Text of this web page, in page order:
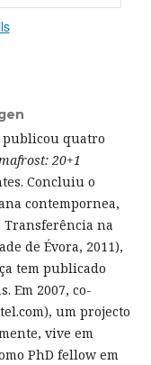
publicou quatro
20+1
Concluiu o
contempornea,
Transferência na
de Évora, 2011),
tem publicado
Em 2007, co-
um projecto
vive em
PhD fellow em